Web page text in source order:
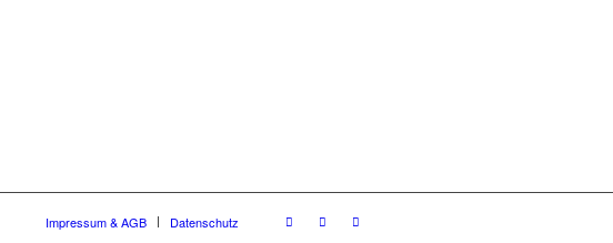
Impressum & AGB Datenschutz